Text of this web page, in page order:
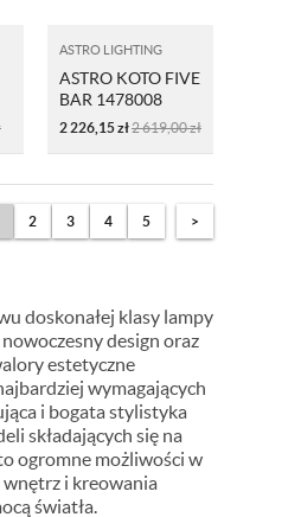
ASTRO LIGHTING
ASTRO KOTO FIVE
BAR 1478008
2 226,15zł2 619,00zł
2 3 4 5 >
doskonałej klasy lampy
design oraz
estetyczne
wymagających
i bogata stylistyka
składających się na
ogromne możliwości w
wnętrz i kreowania
światła.